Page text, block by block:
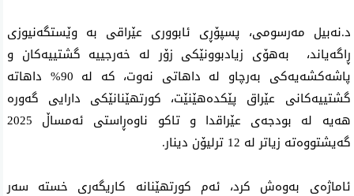
د.نەبیل مەرسومی، پسپۆڕی ئابووری عێراقی بە وێستگەنیوزی
ڕاگەیاند، بەهۆی زیادبوونێكی زۆر لە خەرجییە گشتییەكان و
پاشەكشەیەكی بەرچاو لە داهاتى نەوت، كە لە 90% داهاتە
گشتییەكانی عێراق پێكدەهێنێت، كورتهێنانێكی دارایی گەورە
هەیە لە بودجەی عێراقدا و تاكو ناوەڕاستی ئەمساڵ 2025
گەیشتووەتە زیاتر لە 12 ترلیۆن دینار.
ئاماژەی بەوەش كرد، ئەم كورتهێنانە كاریگەری خستە سەر